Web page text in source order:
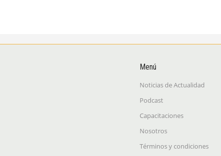
Menú
Noticias de Actualidad
Podcast
Capacitaciones
Nosotros
Términos y condiciones